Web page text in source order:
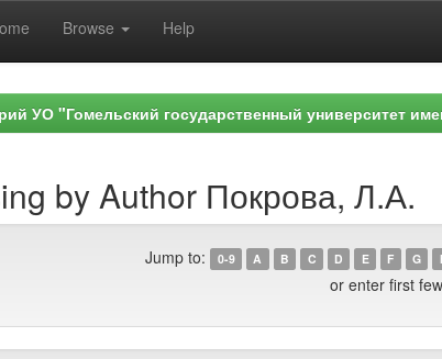
Browse Help
УО "Гомельский государственный университет
by Author Покрова, Л.А.
Jump to: 0-9 A B C D E F G
or enter first